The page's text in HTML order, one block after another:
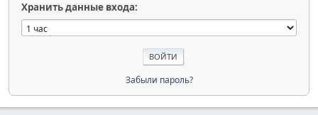
Хранить данные входа:
Забыли пароль?